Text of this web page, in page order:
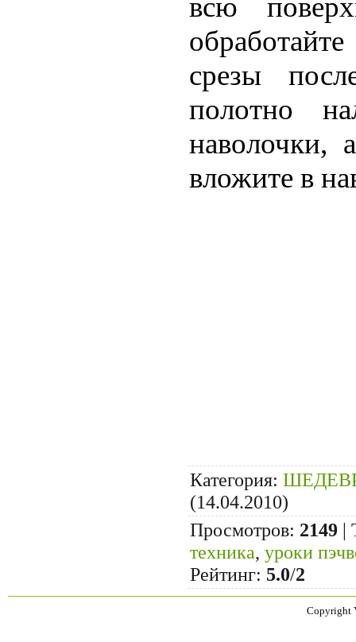
сре­зы
полотно
наволочки,
вложите в
Категория:
(14.04.2010)
Просмотров: 2149 |
техника, уроки
Рейтинг: 5.0/2
Copyright